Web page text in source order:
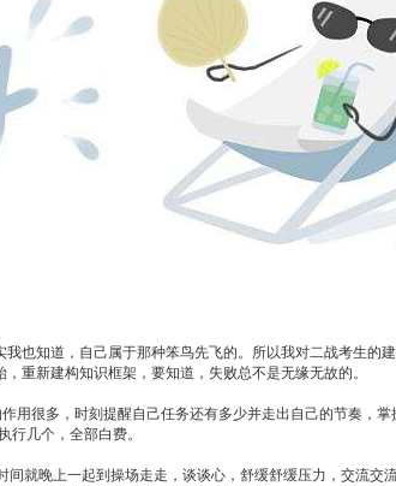
知道，自己属于那种笨鸟先飞的。所以我对二战考生的
重新建构知识框架，要知道，失败总不是无缘无故的。
很多，时刻提醒自己任务还有多少并走出自己的节奏，
几个，全部白费。
晚上一起到操场走走，谈谈心，舒缓舒缓压力，交流交